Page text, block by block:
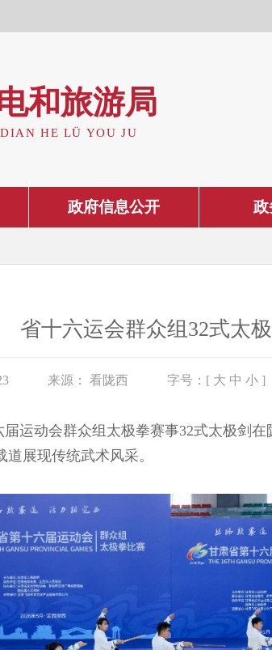
和旅游局
HE LÜ YOU JU
政府信息公开 政
省十六运会群众组32式太
来源： 看陇西 字号：[ 大 中 小 ]
运动会群众组太极拳赛事32式太极剑
展现传统武术风采。